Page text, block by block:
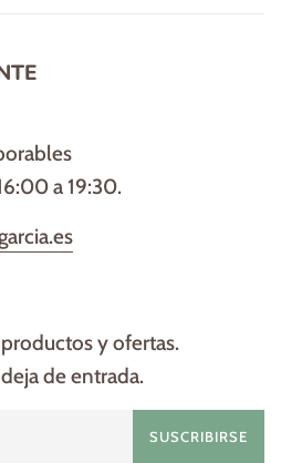
a 19:30.
y ofertas.
de entrada.
SUSCRIBIRSE